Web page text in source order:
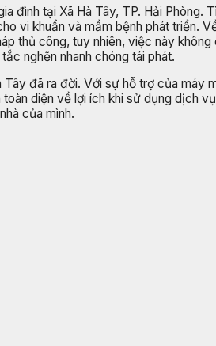
đình tại Xã Hà Tây, TP. Hải Phòng.
vi khuẩn và mầm bệnh phát triển.
thủ công, tuy nhiên, việc này
nghẽn nhanh chóng tái phát.
đã ra đời. Với sự hỗ trợ của máy
diện về lợi ích khi sử dụng dịch
của mình.